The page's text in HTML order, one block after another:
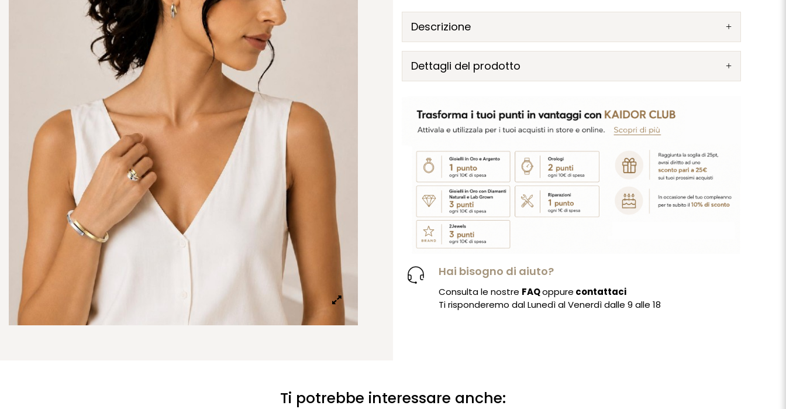
Descrizione
Dettagli del prodotto
Hai bisogno di aiuto?
Consulta le nostre FAQoppure contattaci
Ti risponderemo dal Lunedì al Venerdì dalle 9 alle 18
Ti potrebbe interessare anche: